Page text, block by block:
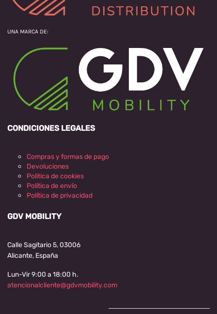
UNA MARCA DE:
CONDICIONES LEGALES
Compras y formas de pago
Devoluciones
Politica de cookies
Política de envío
Política de privacidad
GDV MOBILITY
Calle Sagitario 5, 03006
Alicante, España
Lun-Vir 9:00 a 18:00 h.
atencionalcliente@gdvmobility.com